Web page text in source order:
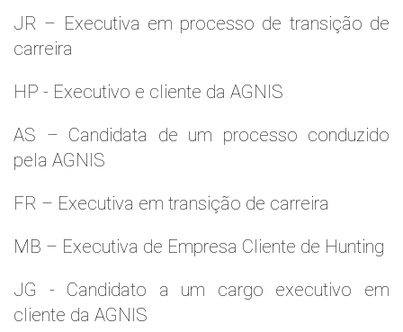
JR – Executiva em processo de transição de
carreira
HP - Executivo e cliente da AGNIS
AS – Candidata de um processo conduzido
pela AGNIS
FR – Executiva em transição de carreira
MB – Executiva de Empresa Cliente de Hunting
JG - Candidato a um cargo executivo em
cliente da AGNIS